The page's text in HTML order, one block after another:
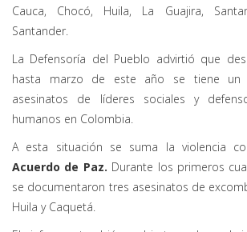
Cauca, Chocó, Huila, La Guajira,
Santander.
La Defensoría del Pueblo advirtió que
hasta marzo de este año se tiene un
asesinatos de líderes sociales y
humanos en Colombia.
A esta situación se suma la violencia
Acuerdo de Paz. Durante los primeros
se documentaron tres asesinatos de
Huila y Caquetá.